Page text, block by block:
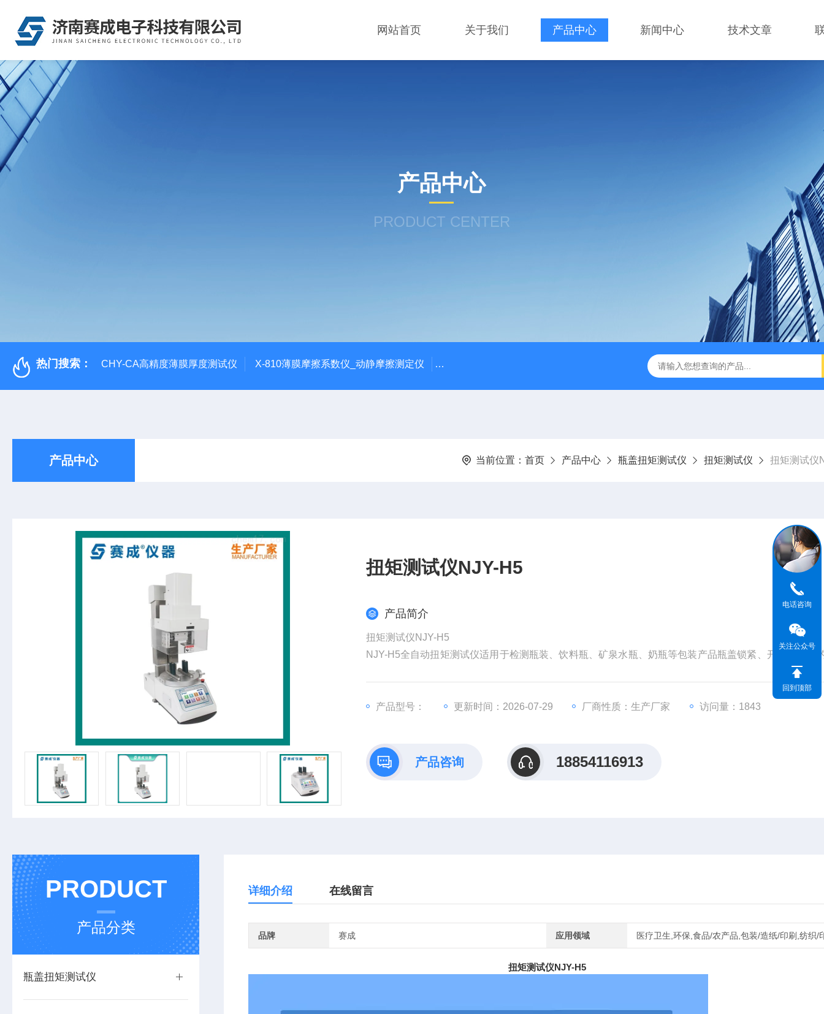
网站首页 关于我们 产品中心 新闻中心 技术文章
产品中心
PRODUCT CENTER
热门搜索： CHY-CA高精度薄膜厚度测试仪 X-810薄膜摩擦系数仪_动静摩擦测定仪 SCK-H玻璃瓶耐热冲击检测仪 赛成仪器 密封测漏仪 密封检测设备
产品中心 当前位置： 首页 产品中心 瓶盖扭矩测试仪 扭矩测试仪 扭矩测试仪
扭矩测试仪NJY-H5
产品简介
扭矩测试仪NJY-H5
NJY-H5全自动扭矩测试仪适用于检测瓶装、饮料瓶、矿泉水瓶、奶瓶等包装产品瓶盖锁紧、开启及旋紧
产品型号： 更新时间：2026-07-29 厂商性质：生产厂家 访问量：1843
产品咨询 18854116913
PRODUCT
产品分类
瓶盖扭矩测试仪
详细介绍 在线留言
品牌 赛成 应用领域 医疗卫生,环保,食品/农产品,包装/造纸/印刷,纺织/
扭矩测试仪NJY-H5
电话咨询
关注公众号
回到顶部